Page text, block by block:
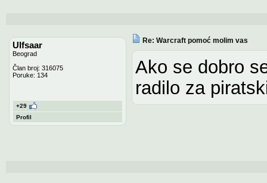
Ulfsaar
Beograd
Član broj: 316075
Poruke: 134
+29
Profil
Re: Warcraft pomoć molim vas
Ako se dobro
radilo za